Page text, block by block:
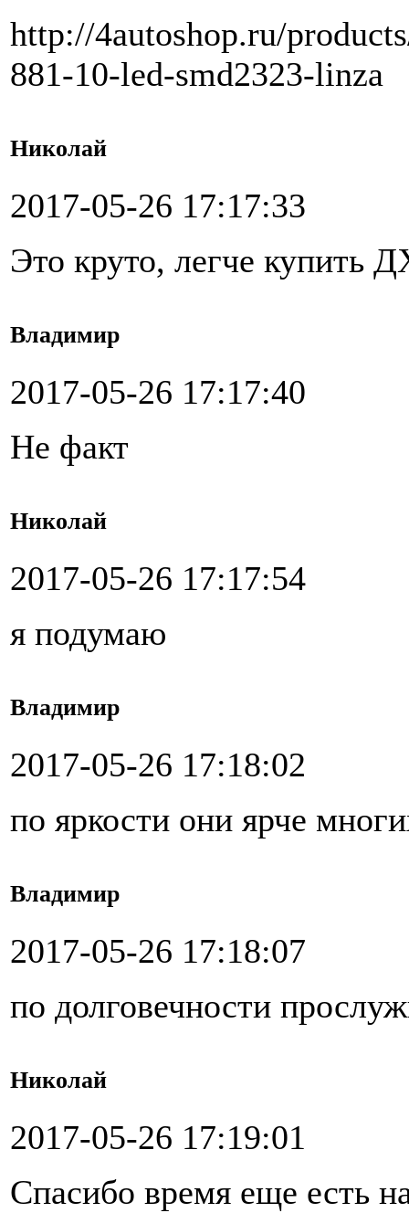
http://4autoshop.ru/
881-10-led-smd2323-linza
Николай
2017-05-26 17:17:33
Это круто, легче купить
Владимир
2017-05-26 17:17:40
Не факт
Николай
2017-05-26 17:17:54
я подумаю
Владимир
2017-05-26 17:18:02
по яркости они ярче
Владимир
2017-05-26 17:18:07
по долговечности
Николай
2017-05-26 17:19:01
Спасибо время еще есть